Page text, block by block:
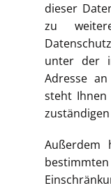
dieser
zu
unter der
Adresse
steht Ihnen
Außerdem